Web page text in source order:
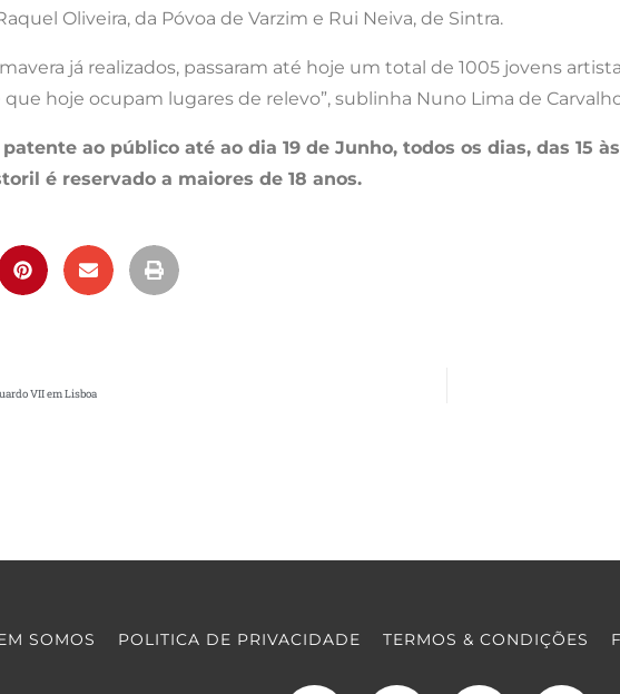
Oliveira, da Póvoa de Varzim e Rui Neiva, de Sintra.
já realizados, passaram até hoje um total de 1005 jovens
hoje ocupam lugares de relevo”, sublinha Nuno Lima de
ao público até ao dia 19 de Junho, todos os dias, das 15
é reservado a maiores de 18 anos.
VII em Lisboa
SOMOS POLITICA DE PRIVACIDADE TERMOS & CONDIÇÕES